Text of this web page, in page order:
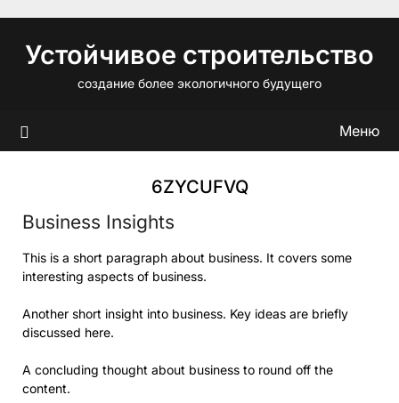
содержимому
Устойчивое строительство
создание более экологичного будущего
Меню
6ZYCUFVQ
Business Insights
This is a short paragraph about business. It covers some
interesting aspects of business.
Another short insight into business. Key ideas are briefly
discussed here.
A concluding thought about business to round off the
content.